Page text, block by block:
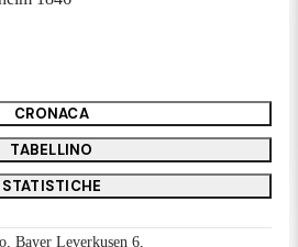
CRONACA
TABELLINO
STATISTICHE
Bayer Leverkusen 6,